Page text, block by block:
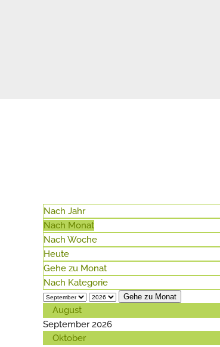
Nach Jahr
Nach Monat
Nach Woche
Heute
Gehe zu Monat
Nach Kategorie
Gehe zu Monat
August
September 2026
Oktober